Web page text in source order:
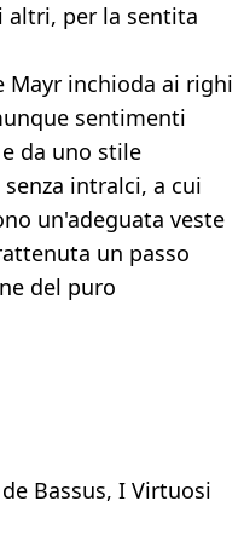
altri, per la sentita
Mayr inchioda ai righi
sentimenti
da uno stile
intralci, a cui
un'adeguata veste
un passo
del puro
Bassus, I Virtuosi